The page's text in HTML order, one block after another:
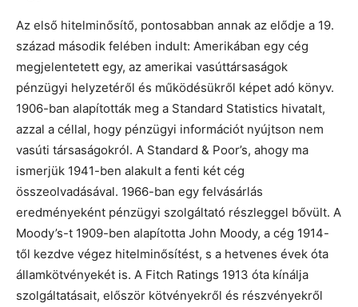
Az első hitelminősítő, pontosabban annak az elődje a 19.
század második felében indult: Amerikában egy cég
megjelentetett egy, az amerikai vasúttársaságok
pénzügyi helyzetéről és működésükről képet adó könyv.
1906-ban alapították meg a Standard Statistics hivatalt,
azzal a céllal, hogy pénzügyi információt nyújtson nem
vasúti társaságokról. A Standard & Poor’s, ahogy ma
ismerjük 1941-ben alakult a fenti két cég
összeolvadásával. 1966-ban egy felvásárlás
eredményeként pénzügyi szolgáltató részleggel bővült. A
Moody’s-t 1909-ben alapította John Moody, a cég 1914-
től kezdve végez hitelminősítést, s a hetvenes évek óta
államkötvényekét is. A Fitch Ratings 1913 óta kínálja
szolgáltatásait, először kötvényekről és részvényekről